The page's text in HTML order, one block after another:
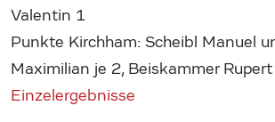
Valentin 1
Punkte Kirchham: Scheibl Manuel
Maximilian je 2, Beiskammer
Einzelergebnisse